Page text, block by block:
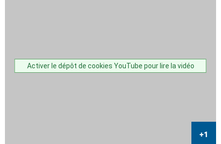
Activer le dépôt de cookies YouTube pour lire la vidéo